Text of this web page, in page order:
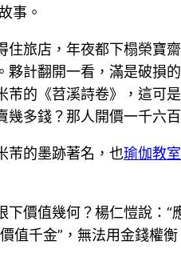
事。
旅店，年夜都下榻榮寶
計翻開一看，滿是破損
的《苕溪詩卷》，這可
多錢？那人開價一千六
芾的墨跡著名，也瑜伽教室
價值幾何？楊仁愷說：
值千金”，無法用金錢權衡